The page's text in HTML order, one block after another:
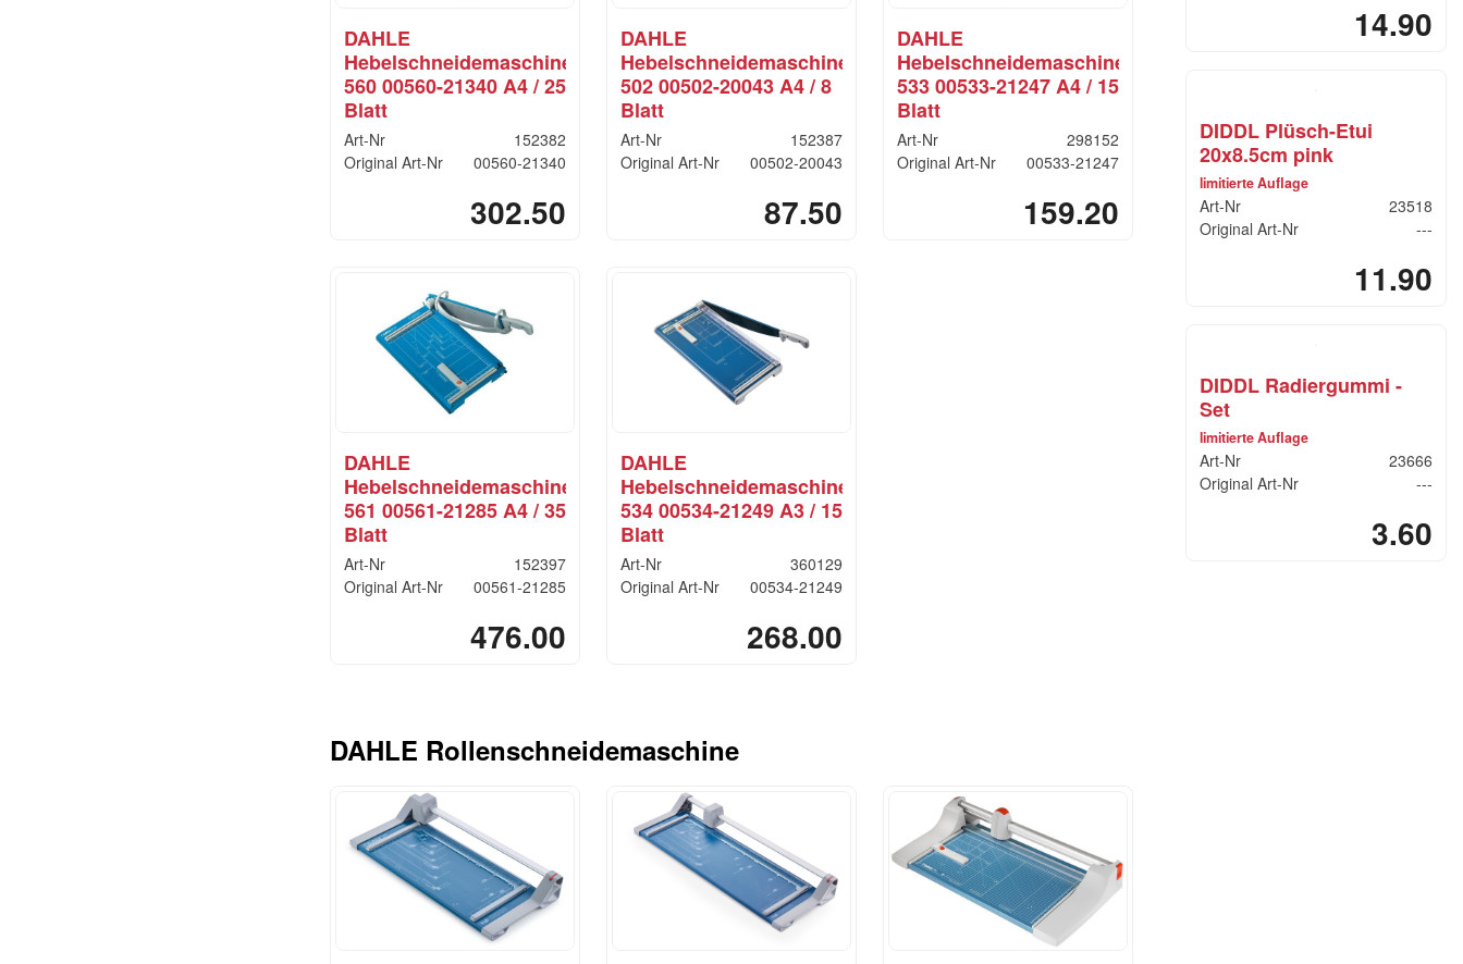
DAHLE
Hebelschneidemaschine
560 00560-21340 A4 / 25
Blatt
Art-Nr
152382
Original Art-Nr
00560-21340
302.50
DAHLE
Hebelschneidemaschine
502 00502-20043 A4 / 8
Blatt
Art-Nr
152387
Original Art-Nr
00502-20043
87.50
DAHLE
Hebelschneidemaschine
533 00533-21247 A4 / 15
Blatt
Art-Nr
298152
Original Art-Nr
00533-21247
159.20
DAHLE
Hebelschneidemaschine
561 00561-21285 A4 / 35
Blatt
Art-Nr
152397
Original Art-Nr
00561-21285
476.00
DAHLE
Hebelschneidemaschine
534 00534-21249 A3 / 15
Blatt
Art-Nr
360129
Original Art-Nr
00534-21249
268.00
DAHLE Rollenschneidemaschine
14.90
DIDDL Plüsch-Etui
20x8.5cm pink
limitierte Auflage
Art-Nr
23518
Original Art-Nr
---
11.90
DIDDL Radiergummi -
Set
limitierte Auflage
Art-Nr
23666
Original Art-Nr
---
3.60